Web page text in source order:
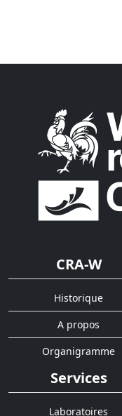
CRA-W
Historique
A propos
Organigramme
Services
Laboratoires